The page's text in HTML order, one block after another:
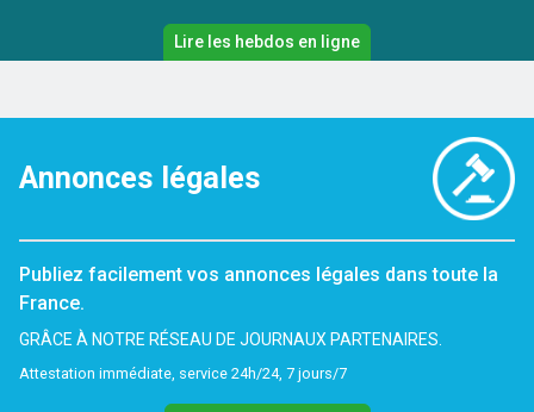
Lire les hebdos en ligne
Annonces légales
Publiez facilement vos annonces légales dans toute la
France.
GRÂCE À NOTRE RÉSEAU DE JOURNAUX PARTENAIRES.
Attestation immédiate, service 24h/24, 7 jours/7